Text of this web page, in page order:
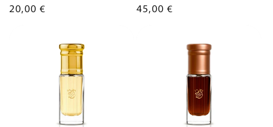
Prix
20,00 €
Prix
45,00 €